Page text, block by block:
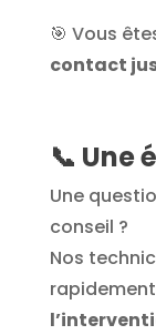
🎯 Vous
contact
📞 Une
Une
conseil ?
Nos